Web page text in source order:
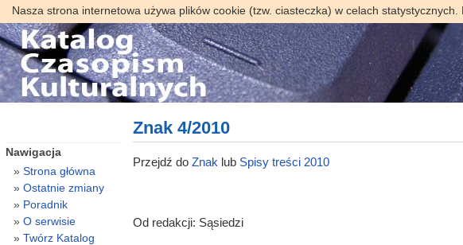
Nasza strona internetowa używa plików cookie (tzw. ciasteczka) w celach
Znak 4/2010
Przejdź do Znak lub Spisy treści 2010
Od redakcji: Sąsiedzi
Nawigacja
Strona główna
Ostatnie zmiany
Poradnik
O serwisie
Twórz Katalog